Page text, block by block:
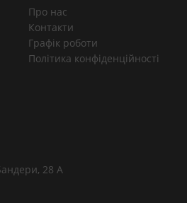
Про нас
Контакти
Графік роботи
Політика конфіденційності
28 А